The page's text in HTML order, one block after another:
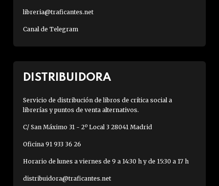
libreria@traficantes.net
Canal de Telegram
DISTRIBUIDORA
Servicio de distribución de libros de crítica social a
librerías y puntos de venta alternativos.
C/ San Máximo 31 - 2º Local 3 28041 Madrid
Oficina 91 933 36 26
Horario de lunes a viernes de 9 a 14:30 h y de 15:30 a 17 h
distribuidora@traficantes.net